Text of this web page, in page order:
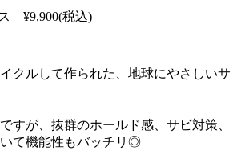
¥9,900(税込)
クルして作られた、地球にやさしいサ
すが、抜群のホールド感、サビ対策、
て機能性もバッチリ◎